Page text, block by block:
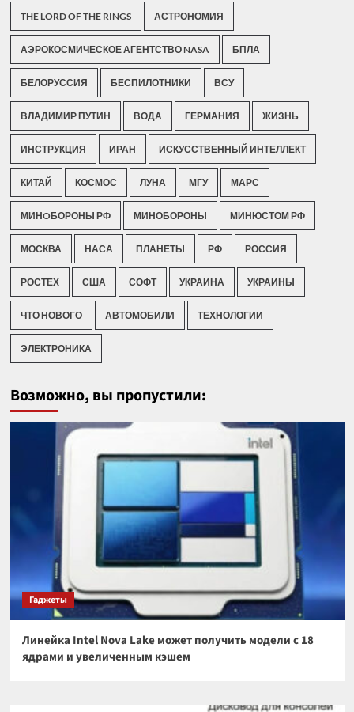
THE LORD OF THE RINGS АСТРОНОМИЯ
АЭРОКОСМИЧЕСКОЕ АГЕНТСТВО NASA БПЛА
БЕЛОРУССИЯ БЕСПИЛОТНИКИ ВСУ
ВЛАДИМИР ПУТИН ВОДА ГЕРМАНИЯ ЖИЗНЬ
ИНСТРУКЦИЯ ИРАН ИСКУССТВЕННЫЙ ИНТЕЛЛЕКТ
КИТАЙ КОСМОС ЛУНА МГУ МАРС
МИНOБОРОНЫ РФ МИНОБОРОНЫ МИНЮСТОМ РФ
МОСКВА НАСА ПЛАНЕТЫ РФ РОССИЯ
РОСТЕХ США СОФТ УКРАИНА УКРАИНЫ
ЧТО НОВОГО АВТОМОБИЛИ ТЕХНОЛОГИИ
ЭЛЕКТРОНИКА
Возможно, вы пропустили:
Гаджеты
Линейка Intel Nova Lake может получить модели с 18
ядрами и увеличенным кэшем